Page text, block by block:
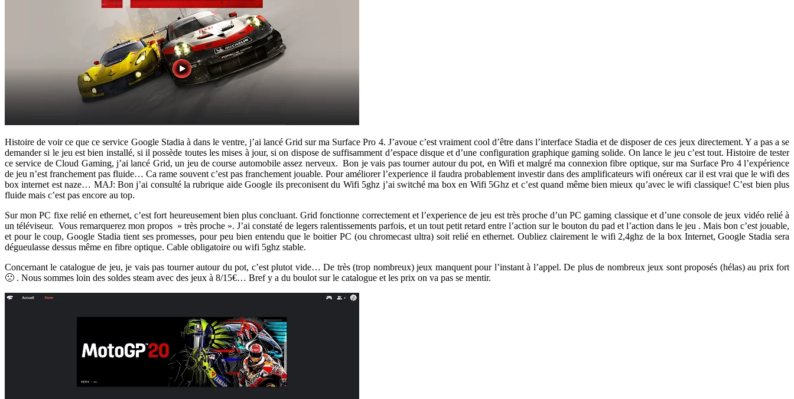
Histoire de voir ce que ce service Google Stadia à dans le ventre, j’ai lancé Grid sur ma Surface Pro 4. J’avoue c’est vraiment cool d’être dans l’interface Stadia et de disposer de ces jeux directement. Y a pas a se
demander si le jeu est bien installé, si il possède toutes les mises à jour, si on dispose de suffisamment d’espace disque et d’une configuration graphique gaming solide. On lance le jeu c’est tout. Histoire de tester
ce service de Cloud Gaming, j’ai lancé Grid, un jeu de course automobile assez nerveux. Bon je vais pas tourner autour du pot, en Wifi et malgré ma connexion fibre optique, sur ma Surface Pro 4 l’expérience
de jeu n’est franchement pas fluide… Ca rame souvent c’est pas franchement jouable. Pour améliorer l’experience il faudra probablement investir dans des amplificateurs wifi onéreux car il est vrai que le wifi des
box internet est naze… MAJ: Bon j’ai consulté la rubrique aide Google ils preconisent du Wifi 5ghz j’ai switché ma box en Wifi 5Ghz et c’est quand même bien mieux qu’avec le wifi classique! C’est bien plus
fluide mais c’est pas encore au top.
Sur mon PC fixe relié en ethernet, c’est fort heureusement bien plus concluant. Grid fonctionne correctement et l’experience de jeu est très proche d’un PC gaming classique et d’une console de jeux vidéo relié à
un téléviseur. Vous remarquerez mon propos » très proche ». J’ai constaté de legers ralentissements parfois, et un tout petit retard entre l’action sur le bouton du pad et l’action dans le jeu . Mais bon c’est jouable,
et pour le coup, Google Stadia tient ses promesses, pour peu bien entendu que le boitier PC (ou chromecast ultra) soit relié en ethernet. Oubliez clairement le wifi 2,4ghz de la box Internet, Google Stadia sera
dégueulasse dessus même en fibre optique. Cable obligatoire ou wifi 5ghz stable.
Concernant le catalogue de jeu, je vais pas tourner autour du pot, c’est plutot vide… De très (trop nombreux) jeux manquent pour l’instant à l’appel. De plus de nombreux jeux sont proposés (hélas) au prix fort
🙁 . Nous sommes loin des soldes steam avec des jeux à 8/15€… Bref y a du boulot sur le catalogue et les prix on va pas se mentir.